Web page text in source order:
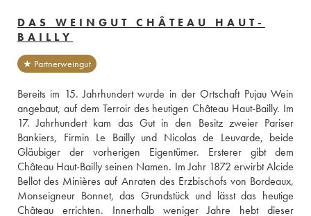
DAS WEINGUT CHÂTEAU HAUT-
BAILLY
★ Partnerweingut
Bereits im 15. Jahrhundert wurde in der Ortschaft Pujau Wein
angebaut, auf dem Terroir des heutigen Château Haut-Bailly. Im
17. Jahrhundert kam das Gut in den Besitz zweier Pariser
Bankiers, Firmin Le Bailly und Nicolas de Leuvarde, beide
Gläubiger der vorherigen Eigentümer. Ersterer gibt dem
Château Haut-Bailly seinen Namen. Im Jahr 1872 erwirbt Alcide
Bellot des Minières auf Anraten des Erzbischofs von Bordeaux,
Monseigneur Bonnet, das Grundstück und lässt das heutige
Château errichten. Innerhalb weniger Jahre hebt dieser